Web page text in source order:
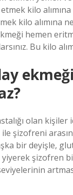
kilo
kilo alımına
hemen
Bu kilo
olan kişiler
şizofreni
bir deyişle,
şizofren